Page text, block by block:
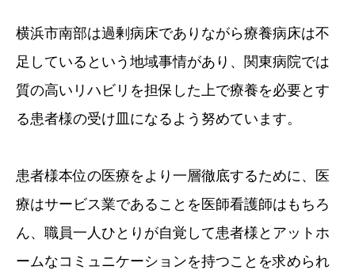
横浜市南部は過剰病床でありながら療養病床は不
足しているという地域事情があり、関東病院では
質の高いリハビリを担保した上で療養を必要とす
る患者様の受け皿になるよう努めています。
患者様本位の医療をより一層徹底するために、医
療はサービス業であることを医師看護師はもちろ
ん、職員一人ひとりが自覚して患者様とアットホ
ームなコミュニケーションを持つことを求められ